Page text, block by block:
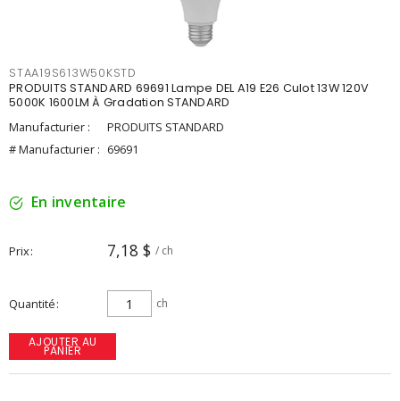
STAA19S613W50KSTD
PRODUITS STANDARD 69691 Lampe DEL A19 E26 Culot 13W 120V
5000K 1600LM À Gradation STANDARD
Manufacturier :
PRODUITS STANDARD
# Manufacturier : 69691
En inventaire
Prix 7,18 $ / ch
Quantité ch
AJOUTER AU
PANIER